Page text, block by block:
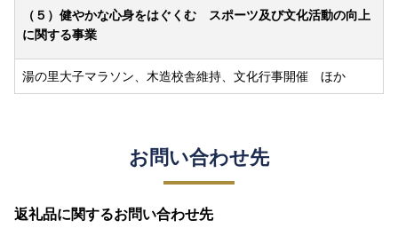
（５）健やかな心身をはぐくむ スポーツ及び文化活動の向上
に関する事業
湯の里大子マラソン、木造校舎維持、文化行事開催 ほか
お問い合わせ先
返礼品に関するお問い合わせ先